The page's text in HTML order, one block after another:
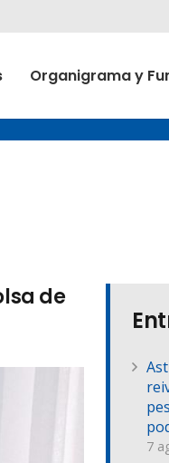
Organigrama y
de
7